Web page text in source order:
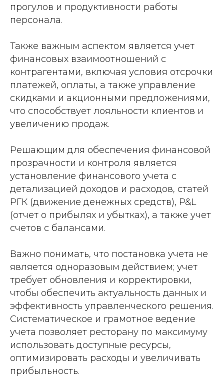
прогулов и продуктивности работы
персонала.
Также важным аспектом является учет
финансовых взаимоотношений с
контрагентами, включая условия отсрочки
платежей, оплаты, а также управление
скидками и акционными предложениями,
что способствует лояльности клиентов и
увеличению продаж.
Решающим для обеспечения финансовой
прозрачности и контроля является
установление финансового учета с
детализацией доходов и расходов, статей
РГК (движение денежных средств), P&L
(отчет о прибылях и убытках), а также учет
счетов с балансами.
Важно понимать, что постановка учета не
является одноразовым действием; учет
требует обновления и корректировки,
чтобы обеспечить актуальность данных и
эффективность управленческого решения.
Систематическое и грамотное ведение
учета позволяет ресторану по максимуму
использовать доступные ресурсы,
оптимизировать расходы и увеличивать
прибыльность.